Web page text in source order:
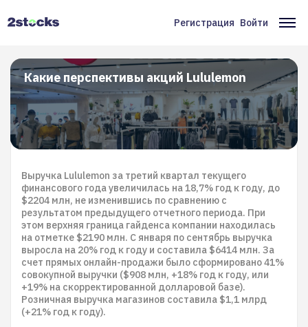
Меню
учётной
записи
пользователя
Регистрация Войти
Какие перспективы акций Lululemon
Выручка Lululemon за третий квартал текущего
финансового года увеличилась на 18,7% год к году, до
$2204 млн, не изменившись по сравнению с
результатом предыдущего отчетного периода. При
этом верхняя граница гайденса компании находилась
на отметке $2190 млн. С января по сентябрь выручка
выросла на 20% год к году и составила $6414 млн. За
счет прямых онлайн-продажи было сформировано 41%
совокупной выручки ($908 млн, +18% год к году, или
+19% на скорректированной долларовой базе).
Розничная выручка магазинов составила $1,1 млрд
(+21% год к году).